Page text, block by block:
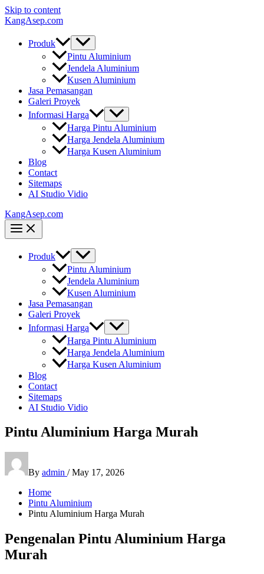
Skip to content
KangAsep.com
Produk
Pintu Aluminium
Jendela Aluminium
Kusen Aluminium
Jasa Pemasangan
Galeri Proyek
Informasi Harga
Harga Pintu Aluminium
Harga Jendela Aluminium
Harga Kusen Aluminium
Blog
Contact
Sitemaps
AI Studio Vidio
KangAsep.com
Produk
Pintu Aluminium
Jendela Aluminium
Kusen Aluminium
Jasa Pemasangan
Galeri Proyek
Informasi Harga
Harga Pintu Aluminium
Harga Jendela Aluminium
Harga Kusen Aluminium
Blog
Contact
Sitemaps
AI Studio Vidio
Pintu Aluminium Harga Murah
By admin /May 17, 2026
Home
Pintu Aluminium
Pintu Aluminium Harga Murah
Pengenalan Pintu Aluminium Harga
Murah